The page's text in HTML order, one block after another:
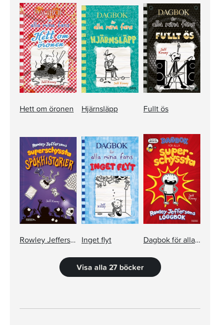
Hett om öronen Hjärnsläpp Fullt ös
Rowley Jeffersons superschyssta spökhistorier Inget flyt Dagbok för alla superschyssta
Visa alla 27 böcker